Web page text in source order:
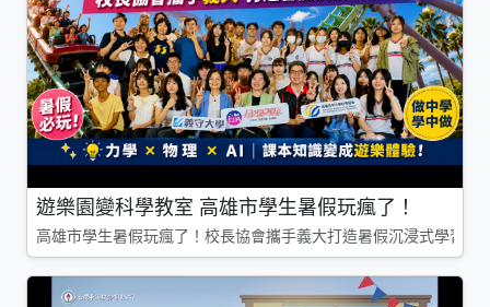
遊樂園變科學教室 高雄市學生暑假玩瘋了！
高雄市學生暑假玩瘋了！校長協會攜手義大打造暑假沉浸式學習基